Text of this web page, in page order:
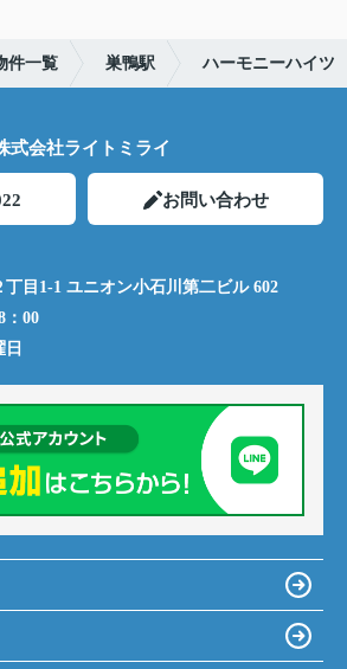
件一覧 巣鴨駅 ハーモニーハイツ
式会社ライトミライ
お問い合わせ
目1-1 ユニオン小石川第二ビル 602
：00
日